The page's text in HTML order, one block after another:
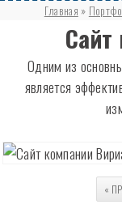
Главная »
Сайт
Одним из
является
«